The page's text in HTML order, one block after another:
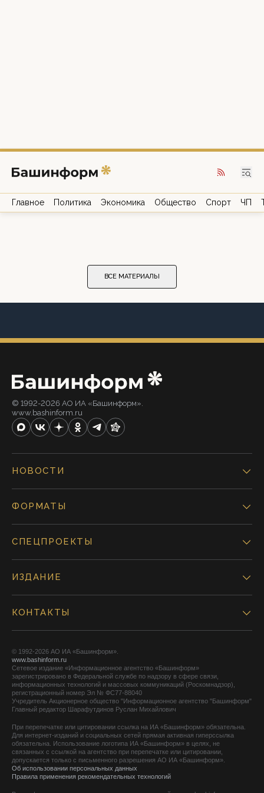
Главное Политика Экономика Общество Спорт ЧП
ВСЕ МАТЕРИАЛЫ
© 1992-2026 АО ИА «Башинформ».
www.bashinform.ru
НОВОСТИ
ФОРМАТЫ
СПЕЦПРОЕКТЫ
ИЗДАНИЕ
КОНТАКТЫ
© 1992-2026 АО ИА «Башинформ».
www.bashinform.ru
Сетевое издание «Информационное агентство «Башинформ»
зарегистрировано в Федеральной службе по надзору в сфере связи,
информационных технологий и массовых коммуникаций (Роскомнадзор),
регистрационный номер Эл № ФС77-88040
Учредитель Акционерное общество "Информационное агентство "Башинформ"
Главный редактор Шарафутдинов Руслан Михайлович
При перепечатке или цитировании ссылка на ИА «Башинформ» обязательна.
Для интернет-изданий и социальных сетей прямая активная гиперссылка
обязательна. Использование логотипа ИА «Башинформ» в целях, не
связанных с ссылкой на агентство при перепечатке или цитировании,
допускается только с письменного разрешения АО ИА «Башинформ».
Об использовании персональных данных
Правила применения рекомендательных технологий